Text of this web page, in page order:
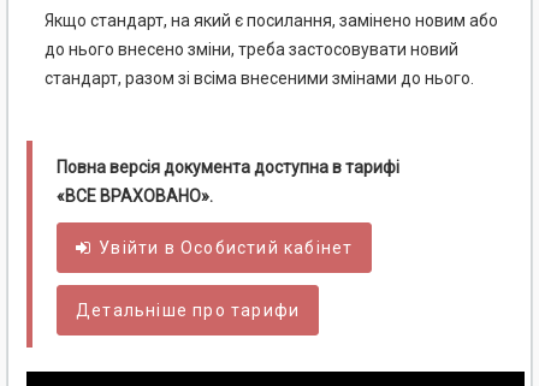
Якщо стандарт, на який є посилання, замінено новим або
до нього внесено зміни, треба застосовувати новий
стандарт, разом зі всіма внесеними змінами до нього.
Повна версія документа доступна в тарифі
«ВСЕ ВРАХОВАНО».
Увійти вОсобистий кабінет
Детальніше про тарифи